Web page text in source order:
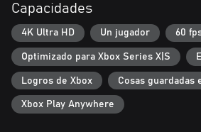
Capacidades
4K Ultra HD Un jugador 60
Optimizado para Xbox Series X|S
Logros de Xbox Cosas guardadas
Xbox Play Anywhere